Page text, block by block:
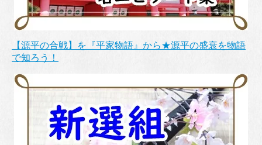
【源平の合戦】を『平家物語』から★源平の盛衰を物語
で知ろう！